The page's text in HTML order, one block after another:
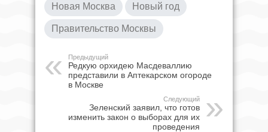
Новая Москва Новый год
Правительство Москвы
Предыдущий
Редкую орхидею Масдеваллию
представили в Аптекарском огороде
в Москве
Следующий
Зеленский заявил, что готов
изменить закон о выборах для их
проведения